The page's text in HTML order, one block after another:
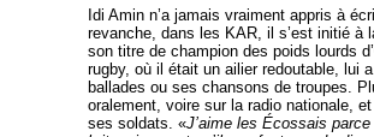
Idi Amin n’a jamais vraiment appris à
revanche, dans les KAR, il s’est initié à
son titre de champion des poids lourds
rugby, où il était un ailier redoutable, lui
ballades ou ses chansons de troupes.
oralement, voire sur la radio nationale,
ses soldats. «J’aime les Écossais